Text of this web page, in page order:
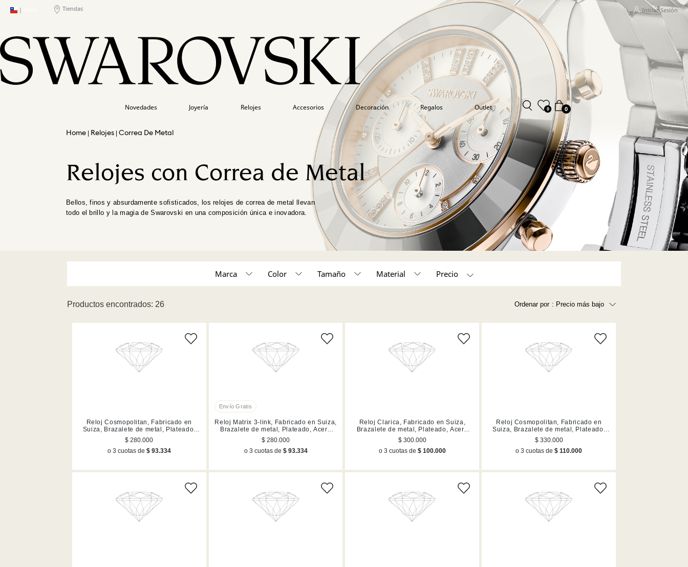
| Tiendas Iniciar Sesión
Novedades Joyería Relojes Accesorios Decoración Regalos Outlet 0 0
Relojes Correa De Metal
Relojes con Correa de Metal
Bellos, finos y absurdamente sofisticados, los relojes de correa de metal llevan
todo el brillo y la magia de Swarovski en una composición única e inovadora.
Marca
Swarovski (26)
Color
Dorado (6) Negro (1)
Tamaño Material
Acabado en tono oro champán (3)
250,000 - 350,000 (7) 350,000 - 450,000 (10)
550,000 - 650,000 (1)
Productos encontrados: 26 Ordenar por : Precio más bajo
Precio más alto
Los más vendidos
Mejor descuento
Reloj Cosmopolitan, Fabricado en
Suiza, Brazalete de metal, Plateado,
Acero inoxidable
$ 280.000
o 3 cuotas de $ 93.334
Reloj Matrix 3-link, Fabricado en Suiza,
Brazalete de metal, Plateado, Acero
inoxidable
$ 280.000
o 3 cuotas de $ 93.334
Reloj Clarica, Fabricado en Suiza,
Brazalete de metal, Plateado, Acero
inoxidable
$ 300.000
o 3 cuotas de $ 100.000
Reloj Cosmopolitan, Fabricado en
Suiza, Brazalete de metal, Plateado,
Mezcla de acabados
$ 330.000
o 3 cuotas de$ 110.000